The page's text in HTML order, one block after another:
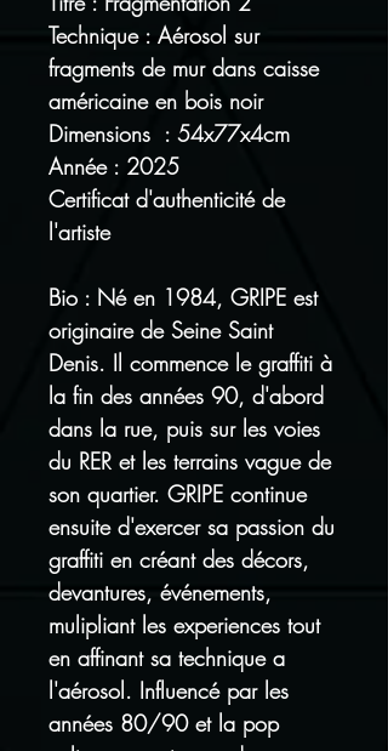
Technique : Aérosol sur
fragments de mur dans caisse
américaine en bois noir
Dimensions : 54x77x4cm
Année : 2025
Certificat d'authenticité de
l'artiste
Bio : Né en 1984, GRIPE est
originaire de Seine Saint
Denis. Il commence le graffiti à
la fin des années 90, d'abord
dans la rue, puis sur les voies
du RER et les terrains vague de
son quartier. GRIPE continue
ensuite d'exercer sa passion du
graffiti en créant des décors,
devantures, événements,
mulipliant les experiences tout
en affinant sa technique a
l'aérosol. Influencé par les
années 80/90 et la pop